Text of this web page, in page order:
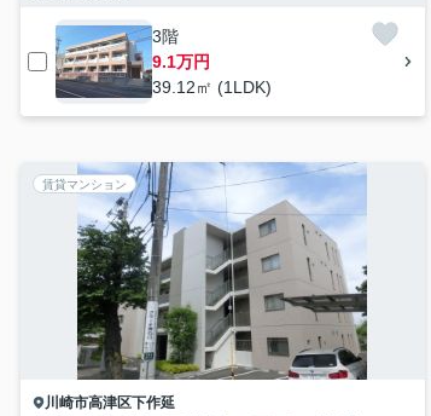
3階
9.1万円
39.12㎡ (1LDK)
賃貸マンション
川崎市高津区下作延